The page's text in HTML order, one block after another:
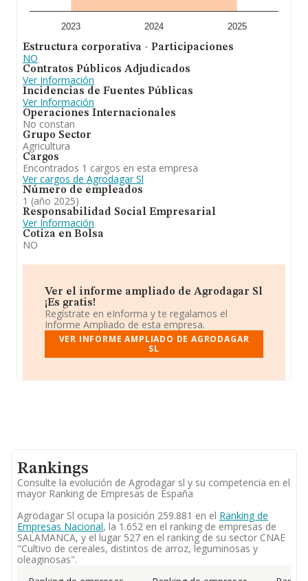
posiciones.
2023 2024 2025
Estructura corporativa - Participaciones
NO
Contratos Públicos Adjudicados
Ver Información
Incidencias de Fuentes Públicas
Ver Información
Operaciones Internacionales
No constan
Grupo Sector
Agricultura
Cargos
Encontrados 1 cargos en esta empresa
Ver cargos de Agrodagar Sl
Número de empleados
1 (año 2025)
Responsabilidad Social Empresarial
Ver Información
Cotiza en Bolsa
NO
Ver el informe ampliado de Agrodagar Sl
¡Es gratis!
Regístrate en eInforma y te regalamos el
Informe Ampliado de esta empresa.
VER INFORME AMPLIADO DE AGRODAGAR
SL
Rankings
Consulte la evolución de Agrodagar sl y su competencia en el
mayor Ranking de Empresas de España
Agrodagar Sl ocupa la posición 259.881 en el Ranking de
Empresas Nacional, la 1.652 en el ranking de empresas de
SALAMANCA, y el lugar 527 en el ranking de su sector CNAE
"Cultivo de cereales, distintos de arroz, leguminosas y
oleaginosas".